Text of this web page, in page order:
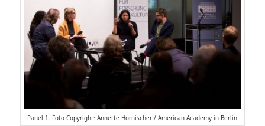
Panel 1. Foto Copyright: Annette Hornischer / American Academy in Berlin